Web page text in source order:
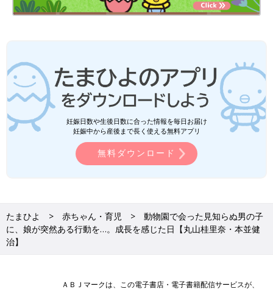
妊娠日数や生後日数に合った情報を毎日お届け
妊娠中から産後まで長く使える無料アプリ
無料ダウンロード
たまひよ 赤ちゃん・育児
動物園で会った見知らぬ男の子
に、娘が突然ある行動を…。成長を感じた日【丸山桂里奈・本並健
治】
ＡＢＪマークは、この電子書店・電子書籍配信サービスが、